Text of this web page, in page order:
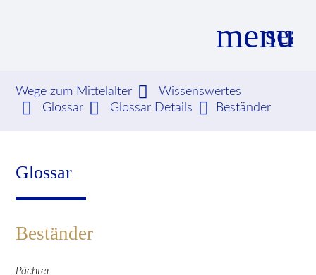
menu
Suchbegriffe SUCHEN
Wege zum Mittelalter
Wissenswertes
Glossar
Glossar Details Beständer
Glossar
Beständer
Pächter